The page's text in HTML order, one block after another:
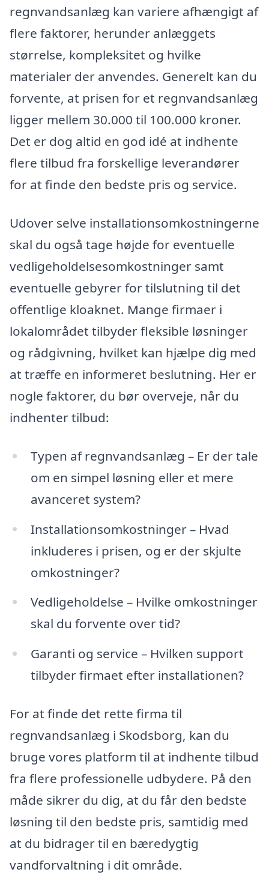
regnvandsanlæg kan variere afhængigt af
flere faktorer, herunder anlæggets
størrelse, kompleksitet og hvilke
materialer der anvendes. Generelt kan du
forvente, at prisen for et regnvandsanlæg
ligger mellem 30.000 til 100.000 kroner.
Det er dog altid en god idé at indhente
flere tilbud fra forskellige leverandører
for at finde den bedste pris og service.
Udover selve installationsomkostningerne
skal du også tage højde for eventuelle
vedligeholdelsesomkostninger samt
eventuelle gebyrer for tilslutning til det
offentlige kloaknet. Mange firmaer i
lokalområdet tilbyder fleksible løsninger
og rådgivning, hvilket kan hjælpe dig med
at træffe en informeret beslutning. Her er
nogle faktorer, du bør overveje, når du
indhenter tilbud:
Typen af regnvandsanlæg – Er der tale
om en simpel løsning eller et mere
avanceret system?
Installationsomkostninger – Hvad
inkluderes i prisen, og er der skjulte
omkostninger?
Vedligeholdelse – Hvilke omkostninger
skal du forvente over tid?
Garanti og service – Hvilken support
tilbyder firmaet efter installationen?
For at finde det rette firma til
regnvandsanlæg i Skodsborg, kan du
bruge vores platform til at indhente tilbud
fra flere professionelle udbydere. På den
måde sikrer du dig, at du får den bedste
løsning til den bedste pris, samtidig med
at du bidrager til en bæredygtig
vandforvaltning i dit område.